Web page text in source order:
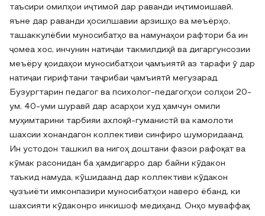
таъсири омилҳои иҷтимоӣ дар раванди иҷтимоишавӣ,
яъне дар раванди ҳосилшавии арзишҳо ва меъёрҳо,
ташаккулёбии муносибатҳо ва намунаҳои рафтори ба ин
ҷомеа хос, инчунин натиҷаи такмилдиҳӣ ва дигаргунсозии
меъёру қоидаҳои муносибатҳои ҷамъиятӣ аз тарафи ӯ дар
натиҷаи гирифтани таҷрибаи ҷамъиятӣ мегузарад.
Бузургтарин педагог ва психолог-педагогҳои солҳои 20-
ум, 40-уми шуравӣ дар асарҳои худ ҳамчун омили
муҳимтарини тарбияи ахлоқӣ-гуманистӣ ва камолоти
шахсии хонандагон коллективи синфиро шуморидаанд.
Ин устодон ташкил ва нигоҳ доштани фазои рафоқат ва
кӯмак расонидан ба ҳамдигарро дар байни кӯдакон
таъкид намуда, кӯшидаанд дар коллективи кӯдакон
ҷузъиёти имконпазири муносибатҳои наверо ёбанд, ки
шахсияти кӯдаконро инкишоф медиҳанд. Онҳо муваффақ